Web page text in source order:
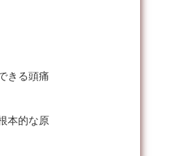
きる頭痛
本的な原